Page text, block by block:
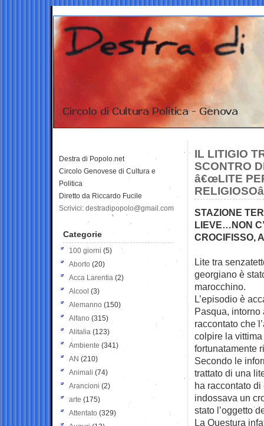
IL LITIGIO
SCONTRO
â€œLITE
STAZIONE
LIEVE…NON
CROCIFISSO,
Lite tra
georgiano è
marocchino.
L’episodio è
Pasqua, intorno
raccontato che
colpire la
fortunatamente
Secondo le
trattato di una
ha raccontato
indossava un
stato l’oggetto
La Questura
Destra di Popolo.net
Circolo Genovese di Cultura e
Politica
Diretto da Riccardo Fucile
Scrivici: destradipopolo@gmail.com
Categorie
100 giorni (5)
Aborto (20)
Acca Larentia (2)
Alcool (3)
Alemanno (150)
Alfano (315)
Alitalia (123)
Ambiente (341)
AN (210)
Animali (74)
Arancioni (2)
arte (175)
Attentato (329)